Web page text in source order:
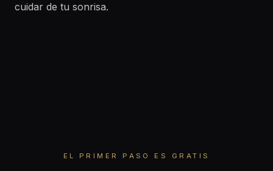
cuidar de tu sonrisa.
EL PRIMER PASO ES GRATIS